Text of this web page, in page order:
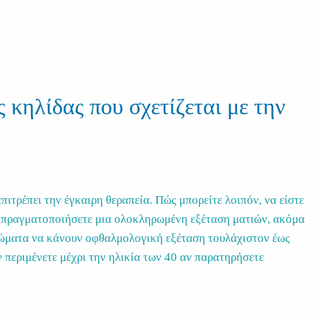
που σχετίζεται με την
την έγκαιρη θεραπεία. Πώς μπορείτε λοιπόν, να είστε
μια ολοκληρωμένη εξέταση ματιών, ακόμα
να κάνουν οφθαλμολογική εξέταση τουλάχιστον έως
μέχρι την ηλικία των 40 αν παρατηρήσετε